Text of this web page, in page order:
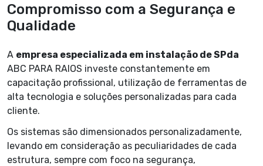
Compromisso com a Segurança e
Qualidade
A empresa especializada em instalação de SPda
ABC PARA RAIOS investe constantemente em
capacitação profissional, utilização de ferramentas de
alta tecnologia e soluções personalizadas para cada
cliente.
Os sistemas são dimensionados personalizadamente,
levando em consideração as peculiaridades de cada
estrutura, sempre com foco na segurança,